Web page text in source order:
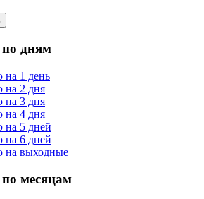
дням
1 день
на 2 дня
на 3 дня
на 4 дня
на 5 дней
на 6 дней
на выходные
месяцам